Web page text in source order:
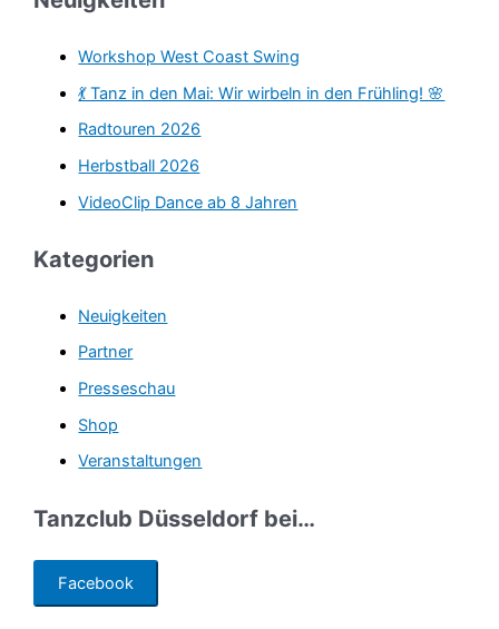
:
Workshop West Coast Swing
💃 Tanz in den Mai: Wir wirbeln in den Frühling! 🌸
Radtouren 2026
Herbstball 2026
VideoClip Dance ab 8 Jahren
Kategorien
Neuigkeiten
Partner
Presseschau
Shop
Veranstaltungen
Tanzclub Düsseldorf bei…
Facebook